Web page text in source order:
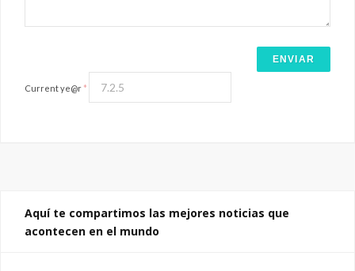
Current ye@r *
Aquí te compartimos las mejores noticias que
acontecen en el mundo